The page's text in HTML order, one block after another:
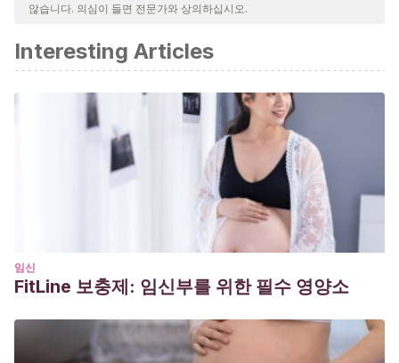
이 문서의 참고 문헌은 신뢰성이 있으며 학문적 또는 과학적으로 정
Gabriela Ríos González.
jóvenes. costarricenses. Universidad Salamanca. Extraído
https://gredos.usal.es/jspui/bitstream/10366/83335/1/
Velásquez Pérez, Argiro.
Universidad de San
Buenaventura Seccional Medellín Colombia. 2006.
Lenguaje e identidad en los adolescentes de hoy. Extraído
http://www.redalyc.org/pdf/4077/407748996007.pdf
(2007). Lenguaje e identidad en los
http://revistas.usbbog.edu.co/index.php/Agora/article/view/
lenguaje adolescente.
Oralia, Anejos
(1), 225-234.
않습니다. 의심이 들면 전문가와 상의하십시오.
Interesting Articles
임신
FitLine 보충제: 임신부를 위한 필수 영양소